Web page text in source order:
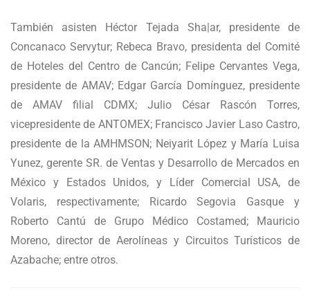
También asisten Héctor Tejada Sha|ar, presidente de
Concanaco Servytur; Rebeca Bravo, presidenta del Comité
de Hoteles del Centro de Cancún; Felipe Cervantes Vega,
presidente de AMAV; Edgar García Domínguez, presidente
de AMAV filial CDMX; Julio César Rascón Torres,
vicepresidente de ANTOMEX; Francisco Javier Laso Castro,
presidente de la AMHMSON; Neiyarit López y María Luisa
Yunez, gerente SR. de Ventas y Desarrollo de Mercados en
México y Estados Unidos, y Líder Comercial USA, de
Volaris, respectivamente; Ricardo Segovia Gasque y
Roberto Cantú de Grupo Médico Costamed; Mauricio
Moreno, director de Aerolíneas y Circuitos Turísticos de
Azabache; entre otros.